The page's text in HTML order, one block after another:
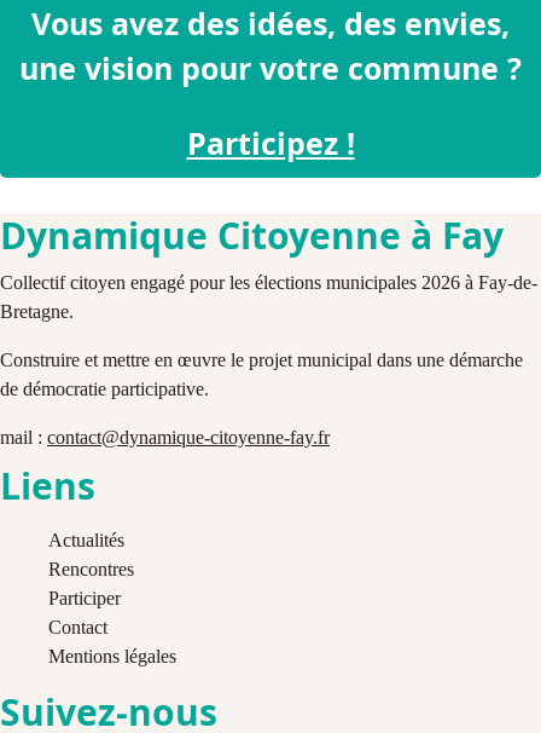
Vous avez des idées, des envies,
une vision pour votre commune ?
Participez !
Dynamique Citoyenne à Fay
Collectif citoyen engagé pour les élections municipales 2026 à Fay-de-
Bretagne.
Construire et mettre en œuvre le projet municipal dans une démarche
de démocratie participative.
mail : contact@dynamique-citoyenne-fay.fr
Liens
Actualités
Rencontres
Participer
Contact
Mentions légales
Suivez-nous